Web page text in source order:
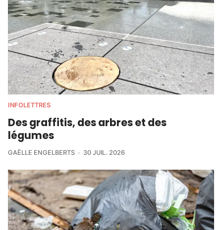
INFOLETTRES
Des graffitis, des arbres et des
légumes
GAËLLE ENGELBERTS 30 JUIL. 2026